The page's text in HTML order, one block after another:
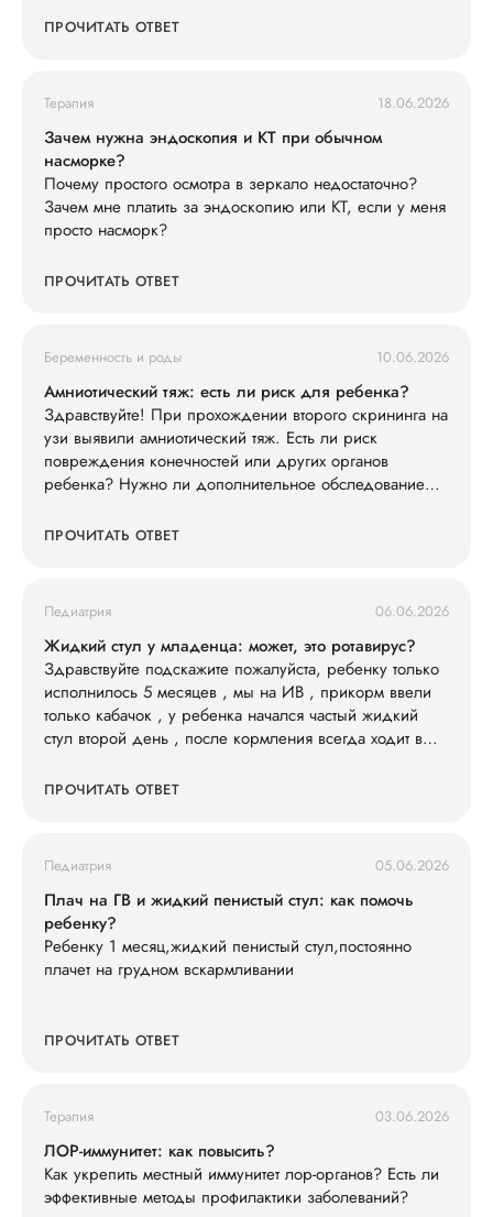
ПРОЧИТАТЬ ОТВЕТ
Терапия 18.06.2026
Зачем нужна эндоскопия и КТ при обычном
насморке?
Почему простого осмотра в зеркало недостаточно?
Зачем мне платить за эндоскопию или КТ, если у меня
просто насморк?
ПРОЧИТАТЬ ОТВЕТ
Беременность и роды 10.06.2026
Амниотический тяж: есть ли риск для ребенка?
Здравствуйте! При прохождении второго скрининга на
узи выявили амниотический тяж. Есть ли риск
повреждения конечностей или других органов
ребенка? Нужно ли дополнительное обследование
ПРОЧИТАТЬ ОТВЕТ
Педиатрия 06.06.2026
Жидкий стул у младенца: может, это ротавирус?
Здравствуйте подскажите пожалуйста, ребенку только
исполнилось 5 месяцев , мы на ИВ , прикорм ввели
только кабачок , у ребенка начался частый жидкий
стул второй день , после кормления всегда ходит в
и кушать не простит , раньше кричал просил спустя 3-
быть ротовирус у младшего , и как его лечить .
Анализы сдавали , кровь хорошая сказали только
гемоглобин понижен , подскажите что делать ?
ПРОЧИТАТЬ ОТВЕТ
Педиатрия 05.06.2026
Плач на ГВ и жидкий пенистый стул: как помочь
ребенку?
Ребенку 1 месяц,жидкий пенистый стул,постоянно
плачет на грудном вскармливании
ПРОЧИТАТЬ ОТВЕТ
Терапия 03.06.2026
ЛОР-иммунитет: как повысить?
Как укрепить местный иммунитет лор-органов? Есть ли
эффективные методы профилактики заболеваний?